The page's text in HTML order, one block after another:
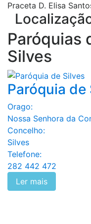
Praceta D. Elisa
Paróquias
Silves
Paróquia de
Orago:
Nossa Senhora da
Concelho:
Silves
Telefone:
282 442 472
Ler mais